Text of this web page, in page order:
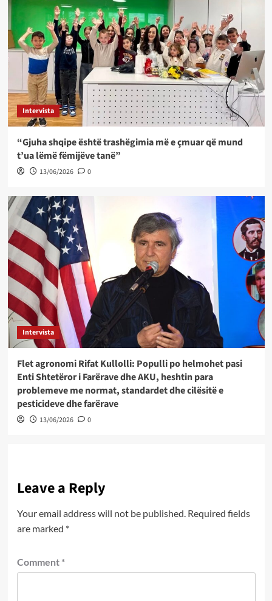
Intervista
“Gjuha shqipe është trashëgimia më e çmuar që mund
t’ua lëmë fëmijëve tanë”
13/06/2026 0
Intervista
Flet agronomi Rifat Kullolli: Populli po helmohet pasi
Enti Shtetëror i Farërave dhe AKU, heshtin para
problemeve me normat, standardet dhe cilësitë e
pesticideve dhe farërave
13/06/2026 0
Leave a Reply
Your email address will not be published. Required fields
are marked *
Comment *